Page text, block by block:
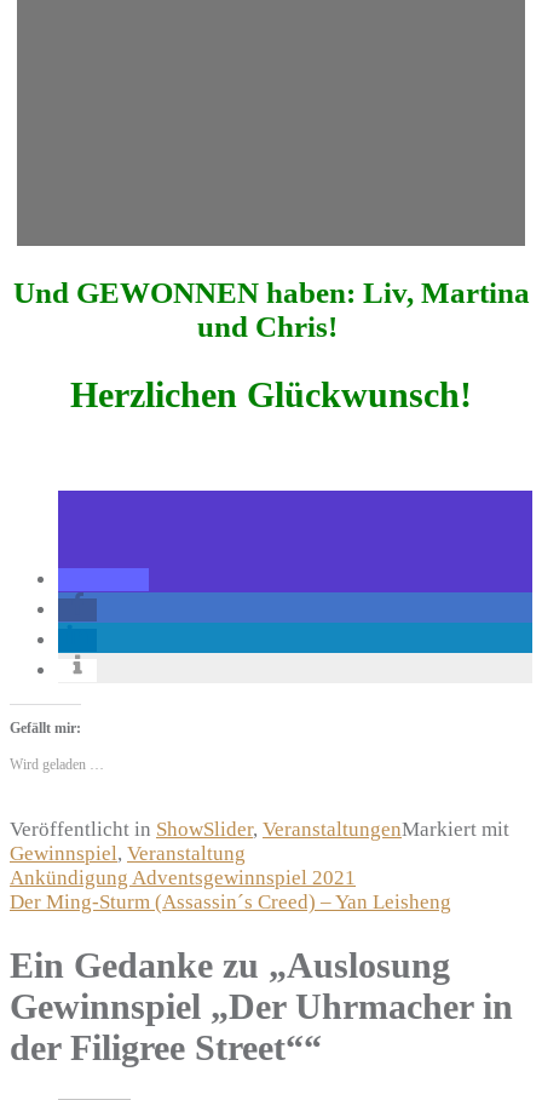
Und GEWONNEN haben: Liv, Martina
und Chris!
Herzlichen Glückwunsch!
Gefällt mir:
Wird geladen …
Veröffentlicht in ShowSlider, VeranstaltungenMarkiert mit
Gewinnspiel, Veranstaltung
Beitragsnavigation
Ankündigung Adventsgewinnspiel 2021
Der Ming-Sturm (Assassin´s Creed) – Yan Leisheng
Ein Gedanke zu „Auslosung
Gewinnspiel „Der Uhrmacher in
der Filigree Street““